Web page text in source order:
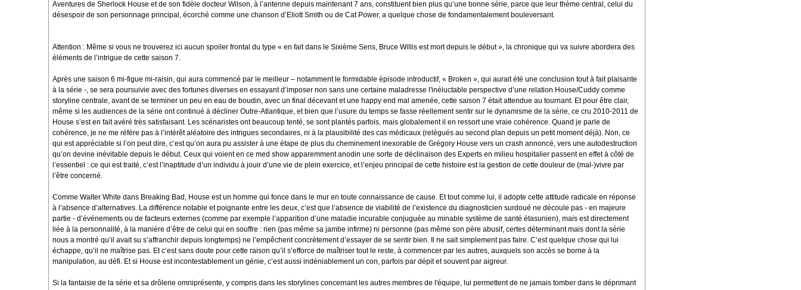
Aventures de Sherlock House et de son fidèle docteur Wilson, à l’antenne depuis maintenant 7 ans, constituent bien plus qu’une bonne série, parce que leur thème central, celui du
désespoir de son personnage principal, écorché comme une chanson d’Eliott Smith ou de Cat Power, a quelque chose de fondamentalement bouleversant.
Attention : Même si vous ne trouverez ici aucun spoiler frontal du type « en fait dans le Sixième Sens, Bruce Willis est mort depuis le début », la chronique qui va suivre abordera des
éléments de l’intrigue de cette saison 7.
Après une saison 6 mi-figue mi-raisin, qui aura commencé par le meilleur – notamment le formidable épisode introductif, « Broken », qui aurait été une conclusion tout à fait plaisante
à la série -, se sera poursuivie avec des fortunes diverses en essayant d’imposer non sans une certaine maladresse l'inéluctable perspective d’une relation House/Cuddy comme
storyline centrale, avant de se terminer un peu en eau de boudin, avec un final décevant et une happy end mal amenée, cette saison 7 était attendue au tournant. Et pour être clair,
même si les audiences de la série ont continué à décliner Outre-Atlantique, et bien que l’usure du temps se fasse réellement sentir sur le dynamisme de la série, ce cru 2010-2011 de
House s’est en fait avéré très satisfaisant. Les scénaristes ont beaucoup tenté, se sont plantés parfois, mais globalement il en ressort une vraie cohérence. Quand je parle de
cohérence, je ne me réfère pas à l’intérêt aléatoire des intrigues secondaires, ni à la plausibilité des cas médicaux (relégués au second plan depuis un petit moment déjà). Non, ce
qui est appréciable si l’on peut dire, c’est qu’on aura pu assister à une étape de plus du cheminement inexorable de Grégory House vers un crash annoncé, vers une autodestruction
qu’on devine inévitable depuis le début. Ceux qui voient en ce med show apparemment anodin une sorte de déclinaison des Experts en milieu hospitalier passent en effet à côté de
l’essentiel : ce qui est traité, c’est l’inaptitude d’un individu à jouir d’une vie de plein exercice, et l’enjeu principal de cette histoire est la gestion de cette douleur de (mal-)vivre par
l’être concerné.
Comme Walter White dans Breaking Bad, House est un homme qui fonce dans le mur en toute connaissance de cause. Et tout comme lui, il adopte cette attitude radicale en réponse
à l’absence d’alternatives. La différence notable et poignante entre les deux, c’est que l’absence de viabilité de l’existence du diagnosticien surdoué ne découle pas - en majeure
partie - d’événements ou de facteurs externes (comme par exemple l’apparition d’une maladie incurable conjuguée au minable système de santé étasunien), mais est directement
liée à la personnalité, à la manière d’être de celui qui en souffre : rien (pas même sa jambe infirme) ni personne (pas même son père abusif, certes déterminant mais dont la série
nous a montré qu’il avait su s’affranchir depuis longtemps) ne l’empêchent concrètement d’essayer de se sentir bien. Il ne sait simplement pas faire. C’est quelque chose qui lui
échappe, qu’il ne maîtrise pas. Et c’est sans doute pour cette raison qu’il s’efforce de maîtriser tout le reste, à commencer par les autres, auxquels son accès se borne à la
manipulation, au défi. Et si House est incontestablement un génie, c’est aussi indéniablement un con, parfois par dépit et souvent par aigreur.
Si la fantaisie de la série et sa drôlerie omniprésente, y compris dans les storylines concernant les autres membres de l'équipe, lui permettent de ne jamais tomber dans le déprimant